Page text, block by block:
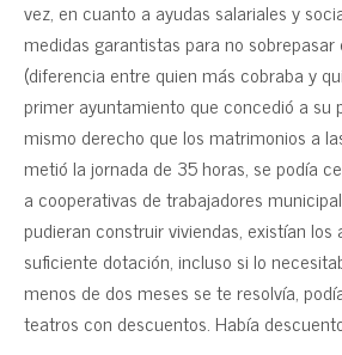
vez, en cuanto a ayudas salariales y
medidas garantistas para no sobrepasar
(diferencia entre quien más cobraba y
primer ayuntamiento que concedió a su
mismo derecho que los matrimonios a
metió la jornada de 35 horas, se podía
a cooperativas de trabajadores
pudieran construir viviendas, existían los
suficiente dotación, incluso si lo
menos de dos meses se te resolvía,
teatros con descuentos. Había